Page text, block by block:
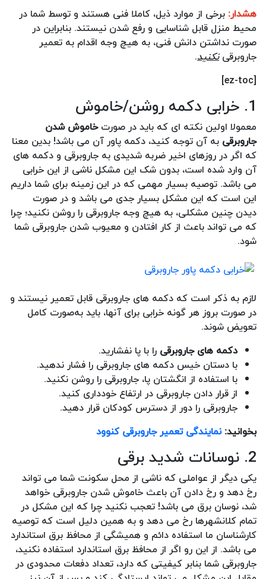
هشدار: برخی از موارد ذیل، کاملا فنی هستند و توسط شما در
محیط منزل قابل شناسایی و رفع شدن نیستند. بنابراین در
صورت نداشتن دانش فنی، به هیچ وجه اقدام به تعمیر
جاروبرقینکنید.
[ez-toc]
1. خرابی دکمه روشن/خاموش
معمولا اولین نکته ای که باید در صورتخاموش شدن
جاروبرقی به آن توجه کنید، دکمه پاور آن می باشد! بدین معنا
که اگر در روزهای اخیر ضربه شدیدی به جاروبرقی و دکمه های
آن وارد شده است، بدون شک این مشکل ناشی از این خرابی
می باشد. توصیه بسیار مهمی که در این زمینه برای شما داریم
این است که این مشکل بسیار جدی می باشد و در صورت
دیدن چنین مشکلی، به هیچ وجه جاروبرقی را روشن نکنید؛ چرا
که می تواند باعث از کار افتادن و معیوب شدن جاروبرقی شما
شود.
لازم به ذکر است که دکمه های جاروبرقی قابل تعمیر نیستند و
در صورت بروز هر گونه خرابی برای آنها، باید به‌صورت کامل
تعویض شوند.
دکمه های جاروبرقی را با پا نفشارید.
با دستان خیس دکمه های جاروبرقی را فشار ندهید.
با استفاده از انگشتان پا، جاروبرقی را روشن نکنید.
از قرار دادن جاروبرقی در ارتفاع خودداری کنید.
جاروبرقی را دور از دسترس کودکان قرار دهید.
بخوانید:نمایندگی تعمیر جاروبرقی کنوود
2. نوسانات شدید برقی
یکی دیگر از عواملی که ناشی از محل سکونت شما می تواند
رخ دهد و رخ دادن آن باعث خاموش شدن جاروبرقی خواهد
شد، نوسان برق می باشد! تعجب نکنید چرا که این مشکل در
تمام کلانشهرها رخ می دهد و به همین دلیل است که توصیه
کارشناسان ما استفاده دائم و همیشگی از محافظ برق استاندارد
می باشد. از این رو اگر از محافظ برق استاندارد استفاده نکنید،
جاروبرقی شما بنابر کیفیتی که دارد، تعداد دفعات محدودی در